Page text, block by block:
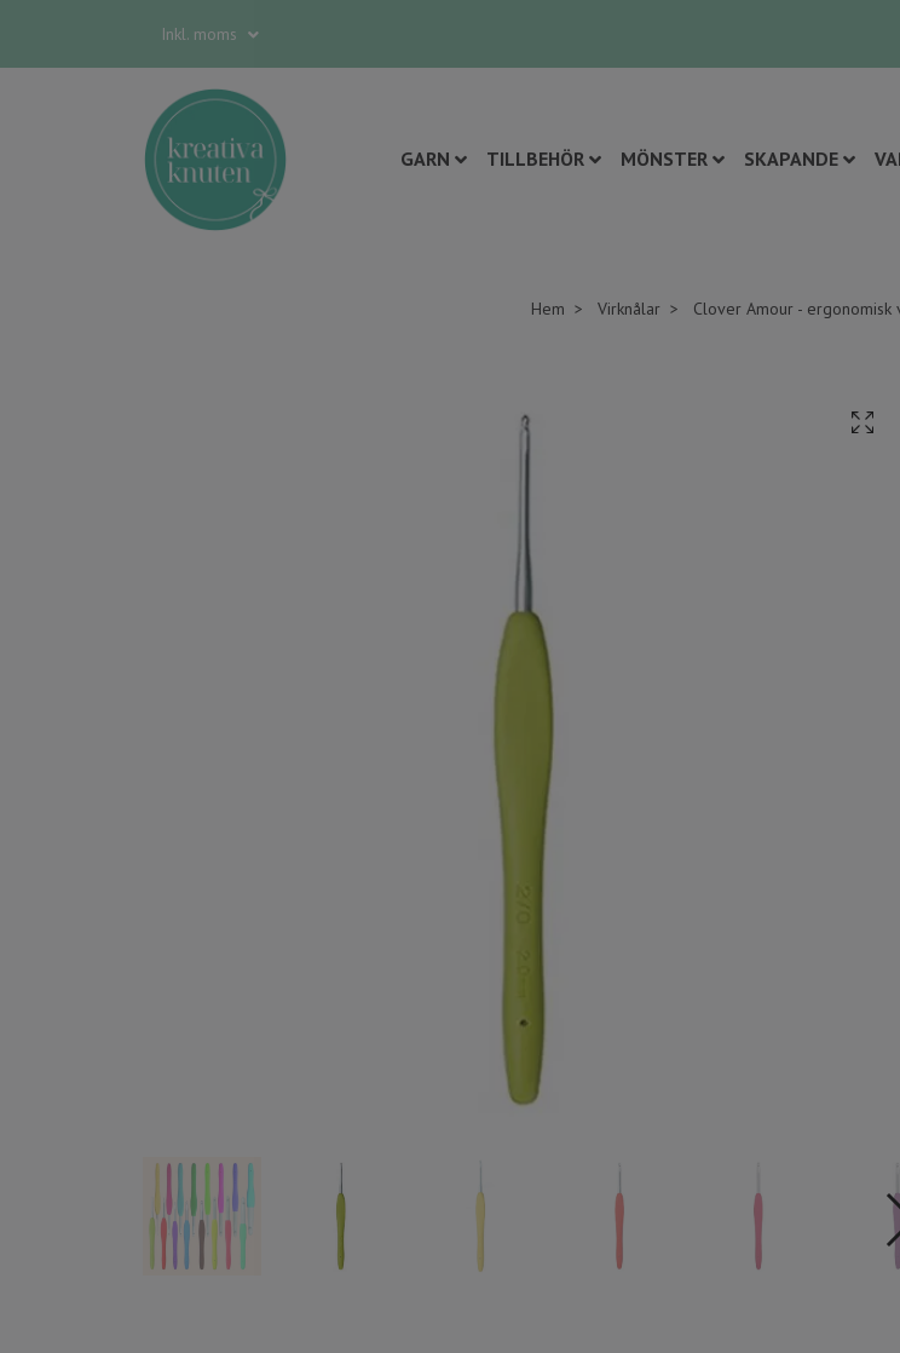
Inkl. moms
GARN TILLBEHÖR MÖNSTER SKAPANDE
Hem Virknålar Clover Amour - ergonomisk